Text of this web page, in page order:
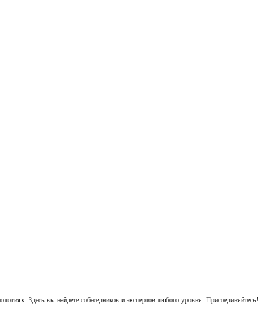
Здесь вы найдете собеседников и экспертов любого уровня. Присоединяйтесь!